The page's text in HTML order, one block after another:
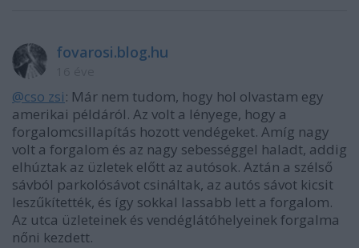
fovarosi.blog.hu
@cso zsi: Már nem tudom, hogy hol olvastam egy
amerikai példáról. Az volt a lényege, hogy a
forgalomcsillapítás hozott vendégeket. Amíg nagy
volt a forgalom és az nagy sebességgel haladt, addig
elhúztak az üzletek előtt az autósok. Aztán a szélső
sávból parkolósávot csináltak, az autós sávot kicsit
leszűkítették, és így sokkal lassabb lett a forgalom.
Az utca üzleteinek és vendéglátóhelyeinek forgalma
nőni kezdett.